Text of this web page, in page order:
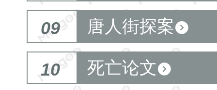
09 唐人街探案
10 死亡论文